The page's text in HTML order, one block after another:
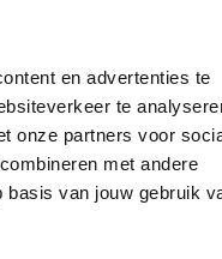
en advertenties te
te
onze partners voor
met andere
basis van jouw gebruik